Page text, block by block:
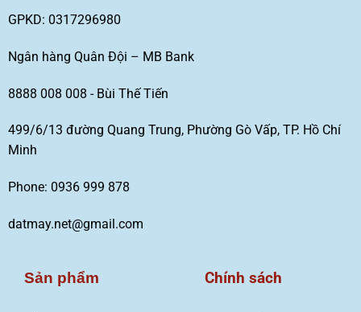
GPKD: 0317296980
Ngân hàng Quân Đội – MB Bank
8888 008 008 - Bùi Thế Tiến
499/6/13 đường Quang Trung, Phường Gò Vấp, TP. Hồ Chí
Minh
Phone: 0936 999 878
datmay.net@gmail.com
Sản phẩm Chính sách